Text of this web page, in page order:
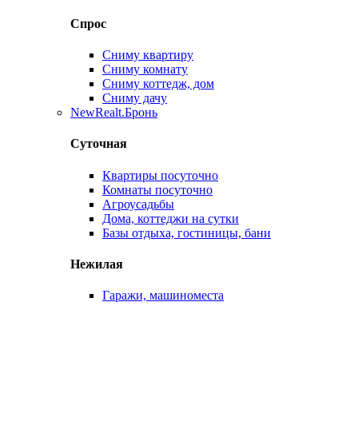
Спрос
Сниму квартиру
Сниму комнату
Сниму коттедж, дом
Сниму дачу
NewRealt.Бронь
Суточная
Квартиры посуточно
Комнаты посуточно
Агроусадьбы
Дома, коттеджи на сутки
Базы отдыха, гостиницы, бани
Нежилая
Гаражи, машиноместа